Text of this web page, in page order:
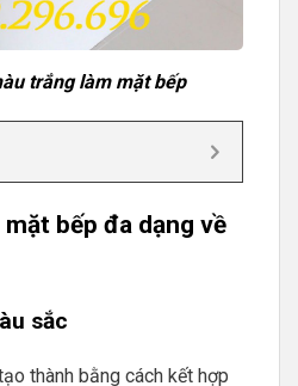
trắng làm mặt bếp
bếp đa dạng về
sắc
thành bằng cách kết hợp